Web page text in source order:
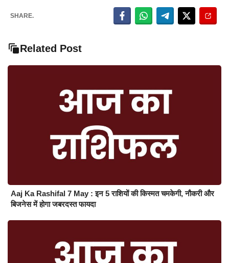
SHARE.
Related Post
Aaj Ka Rashifal 7 May : इन 5 राशियों की किस्मत चमकेगी, नौकरी और
बिजनेस में होगा जबरदस्त फायदा